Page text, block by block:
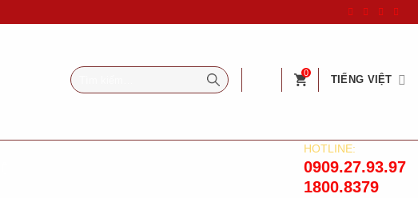
Tìm
kiếm:
0
TIẾNG VIỆT
HOTLINE:
0909.27.93.97
1800.8379